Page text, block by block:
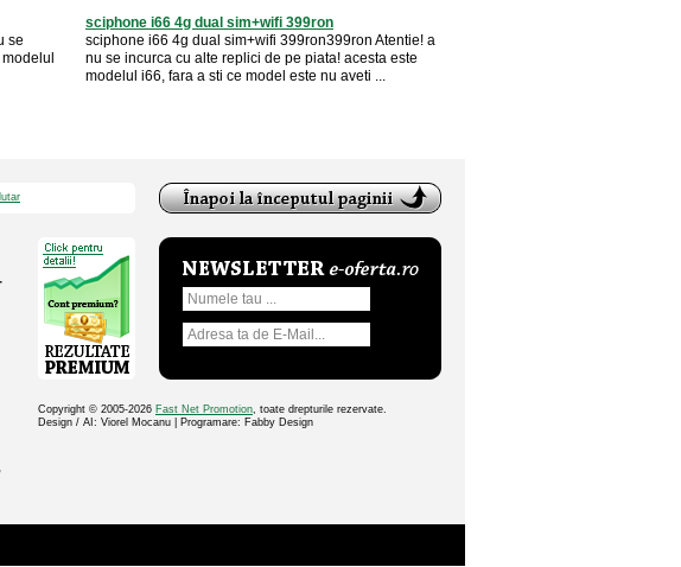
se
sciphone i66 4g dual sim+wifi 399ron
sciphone i66 4g dual sim+wifi 399ron399ron Atentie! a
nu se incurca cu alte replici de pe piata! acesta este
modelul i66, fara a sti ce model este nu aveti ...
Copyright © 2005-2026 Fast Net Promotion, toate drepturile rezervate.
Design / AI: Viorel Mocanu | Programare: Fabby Design